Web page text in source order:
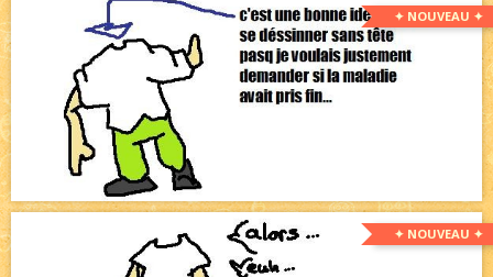
✦ NOUVEAU ✦
✦ NOUVEAU ✦